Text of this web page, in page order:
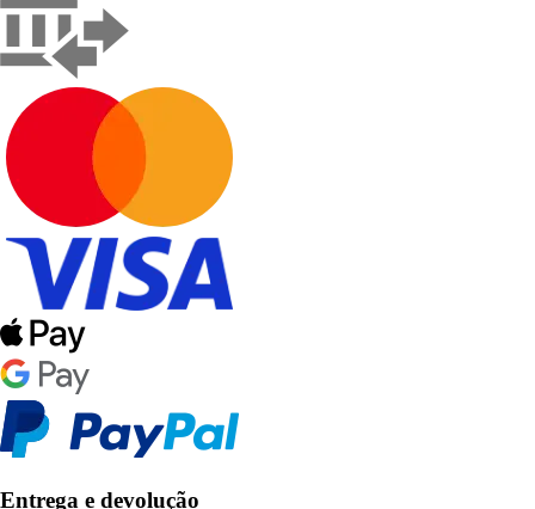
Entrega e devolução